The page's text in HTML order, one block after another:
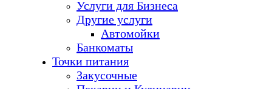
Услуги для Бизнеса
Другие услуги
Автомойки
Банкоматы
Точки питания
Закусочные